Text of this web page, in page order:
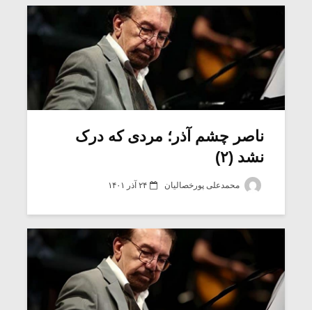
ناصر چشم آذر؛ مردی که درک
نشد (۲)
محمدعلی پورخصالیان ۲۴ آذر ۱۴۰۱